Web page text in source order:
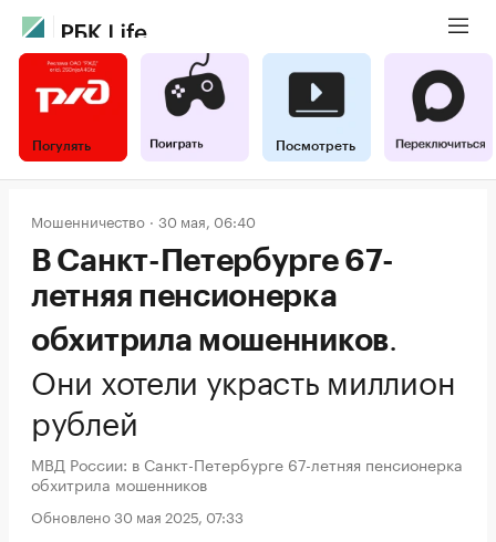
Погулять Посмотреть
Мошенничество 30 мая, 06:40
В Санкт-Петербурге 67-
летняя пенсионерка
обхитрила мошенников.
Они хотели украсть миллион
рублей
МВД России: в Санкт-Петербурге 67-летняя пенсионерка
обхитрила мошенников
Обновлено 30 мая 2025, 07:33